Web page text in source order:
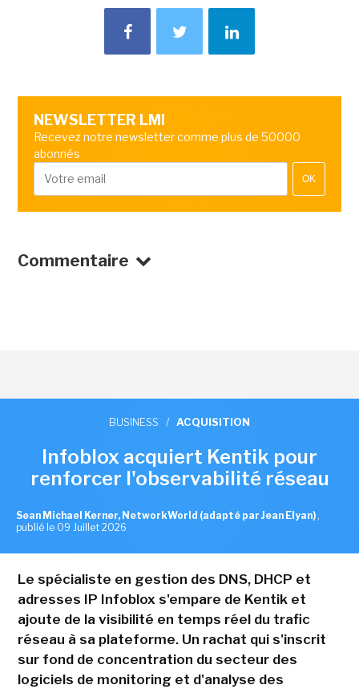
NEWSLETTER LMI
Recevez notre newsletter comme plus de 50000
abonnés
OK
Commentaire
BUSINESS / ACQUISITION
Infoblox acquiert Kentik pour
renforcer l'observabilité réseau
Sean Michael Kerner, NetworkWorld (adapté par Jean Elyan) ,
publié le 09 Juillet 2026
Le spécialiste en gestion des DNS, DHCP et
adresses IP Infoblox s'empare de Kentik et
ajoute de la visibilité en temps réel du trafic
réseau à sa plateforme. Un rachat qui s'inscrit
sur fond de concentration du secteur des
logiciels de monitoring et d'analyse des